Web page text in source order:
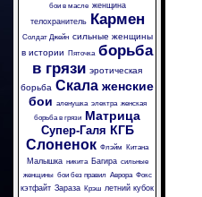
бои в масле женщина
телохранитель Кармен
Солдат Джейн сильные женщины
в истории
Пяточка борьба
в грязи эротическая
борьба Скала женские
бои аленушка электра женская
борьба в грязи Матрица
Супер-Галя КГБ
Слоненок Флэйм Китана
Малышка никита Багира сильные
женщины бои без правил Аврора Фокс
кэтфайт Зараза Крэш летний кубок